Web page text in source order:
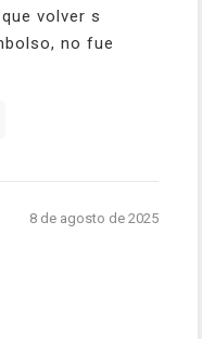
volver s
no fue
8 de agosto de 2025